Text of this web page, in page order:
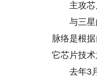
主攻
与三
脉络是根
它芯片技
去年3